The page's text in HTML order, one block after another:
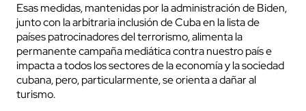
Esas medidas, mantenidas por la administración de Biden,
junto con la arbitraria inclusión de Cuba en la lista de
países patrocinadores del terrorismo, alimenta la
permanente campaña mediática contra nuestro país e
impacta a todos los sectores de la economía y la sociedad
cubana, pero, particularmente, se orienta a dañar al
turismo.